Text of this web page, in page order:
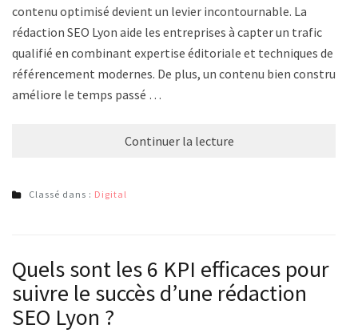
contenu optimisé devient un levier incontournable. La
rédaction SEO Lyon aide les entreprises à capter un trafic
qualifié en combinant expertise éditoriale et techniques de
référencement modernes. De plus, un contenu bien construit
améliore le temps passé …
Continuer la lecture
Classé dans : Digital
Quels sont les 6 KPI efficaces pour
suivre le succès d’une rédaction
SEO Lyon ?